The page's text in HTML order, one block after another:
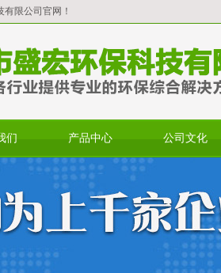
限公司官网！
们 产品中心 公司文化